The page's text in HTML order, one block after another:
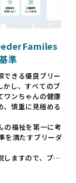
愛する優良ブリ
」が自然と淘汰
犬だけでなく、親
ています。
合が多く、販売ま
を受けることが
康リスクや社会性
っても望ましいと
トショップを介
トオークションや
も行ってしませ
はこちら
準
できる優良ブリー
かし、すべてのブ
ワンちゃんの健康
、慎重に見極める
福祉を第一に考
を満たすブリーダ
しますので、ブリ